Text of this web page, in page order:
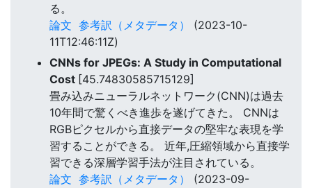
る。
論文 参考訳（メタデータ）
(2023-10-
11T12:46:11Z)
CNNs for JPEGs: A Study in Computational
Cost [45.74830585715129]
畳み込みニューラルネットワーク(CNN)は過去
10年間で驚くべき進歩を遂げてきた。 CNNは
RGBピクセルから直接データの堅牢な表現を学
習することができる。 近年,圧縮領域から直接学
習できる深層学習手法が注目されている。
論文 参考訳（メタデータ）
(2023-09-